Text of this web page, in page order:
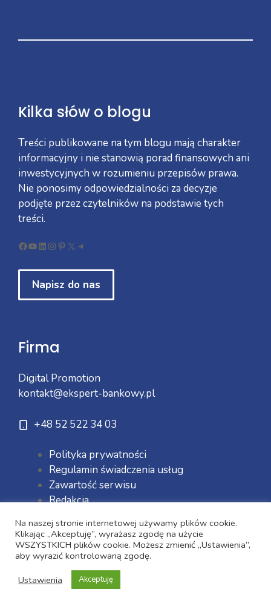
Kilka słów o blogu
Treści publikowane na tym blogu mają charakter
informacyjny i nie stanowią porad finansowych ani
inwestycyjnych w rozumieniu przepisów prawa.
Nie ponosimy odpowiedzialności za decyzje
podjęte przez czytelników na podstawie tych
treści.
Facebook
YouTube
LinkedIn
Instagram
Pinterest
X Telegram
Napisz do nas
Firma
Digital Promotion
kontakt@ekspert-bankowy.pl
+48 52 522 34 03
Polityka prywatności
Regulamin świadczenia usług
Zawartość serwisu
Redakcja
Na naszej stronie internetowej używamy plików cookie.
Klikając „Akceptuję”, wyrażasz zgodę na użycie
WSZYSTKICH plików cookie. Możesz zmienić „Ustawienia”,
aby wyrazić kontrolowaną zgodę.
Ustawienia
Akceptuję